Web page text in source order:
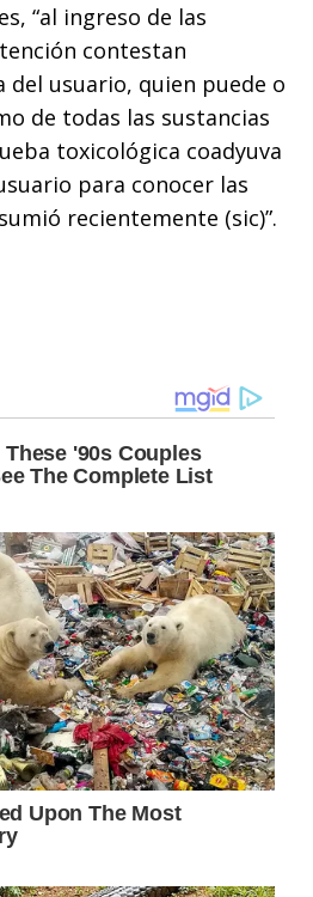
“al ingreso de las
contestan
usuario, quien puede o
de todas las sustancias
toxicológica coadyuva
para conocer las
recientemente (sic)”.